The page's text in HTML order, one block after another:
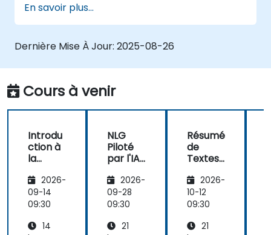
générer des textes semblables à ceux
des humains en utilisant l'IA.
Travailler avec des bibliothèques et des
En savoir plus...
Dernière Mise À Jour: 2025-08-26
Cours à venir
Introdu
ction à
la
tion de
Langue
Naturell
2026-
09-14
09:30
14
NLG
Piloté
par l'IA
Chatbo
ts et les
Assista
Virtuels
2026-
09-28
09:30
21
Résumé
de
Textes
Généra
tion de
Conten
IA
2026-
10-12
09:30
21